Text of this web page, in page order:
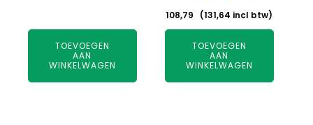
TOEVOEGEN
AAN
WINKELWAGEN
108,79 (131,64 incl btw)
TOEVOEGEN
AAN
WINKELWAGEN